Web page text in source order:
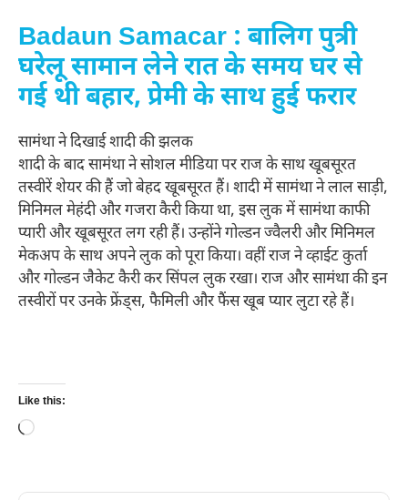
Badaun Samacar : बालिग पुत्री
घरेलू सामान लेने रात के समय घर से
गई थी बहार, प्रेमी के साथ हुई फरार
सामंथा ने दिखाई शादी की झलक
शादी के बाद सामंथा ने सोशल मीडिया पर राज के साथ खूबसूरत
तस्वीरें शेयर की हैं जो बेहद खूबसूरत हैं। शादी में सामंथा ने लाल साड़ी,
मिनिमल मेहंदी और गजरा कैरी किया था, इस लुक में सामंथा काफी
प्यारी और खूबसूरत लग रही हैं। उन्होंने गोल्डन ज्वैलरी और मिनिमल
मेकअप के साथ अपने लुक को पूरा किया। वहीं राज ने व्हाईट कुर्ता
और गोल्डन जैकेट कैरी कर सिंपल लुक रखा। राज और सामंथा की इन
तस्वीरों पर उनके फ्रेंड्स, फैमिली और फैंस खूब प्यार लुटा रहे हैं।
Like this:
Loading…